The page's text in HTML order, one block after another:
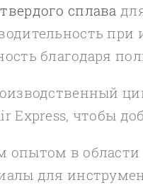
сплава
благодаря
Express, чтобы
опытом в
для